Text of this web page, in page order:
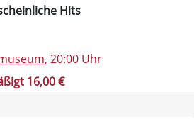
Hits
, 20:00 Uhr
16,00 €